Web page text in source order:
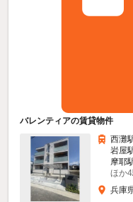
バレンティアの賃貸物件
西灘
岩屋
摩耶
ほか4
兵庫